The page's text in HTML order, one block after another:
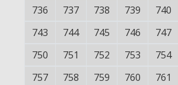
736
737 738 739 740
743
744 745 746 747
750
751 752 753 754
757
758 759 760 761